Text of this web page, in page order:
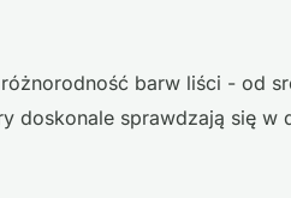
barw liści - od
doskonale sprawdzają się w